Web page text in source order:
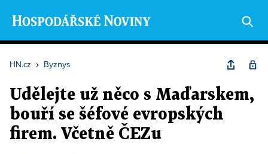
HN.cz › Byznys
Udělejte už něco s Maďarskem,
bouří se šéfové evropských
firem. Včetně ČEZu